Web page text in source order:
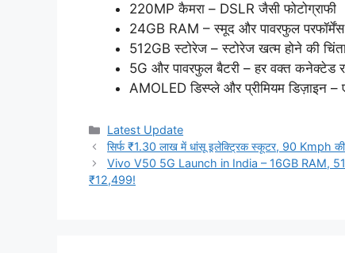
220MP कैमरा – DSLR जैसी फोटोग्राफी
24GB RAM – स्मूद और पावरफुल परफॉर्मेंस
512GB स्टोरेज – स्टोरेज खत्म होने की
5G और पावरफुल बैटरी – हर वक्त कनेक्टेड
AMOLED डिस्प्ले और प्रीमियम डिज़ाइन
Categories
Latest Update
सिर्फ ₹1.30 लाख में धांसू इलेक्ट्रिक स्कूटर, 90 Kmph
Vivo V50 5G Launch in India – 16GB RAM,
₹12,499!